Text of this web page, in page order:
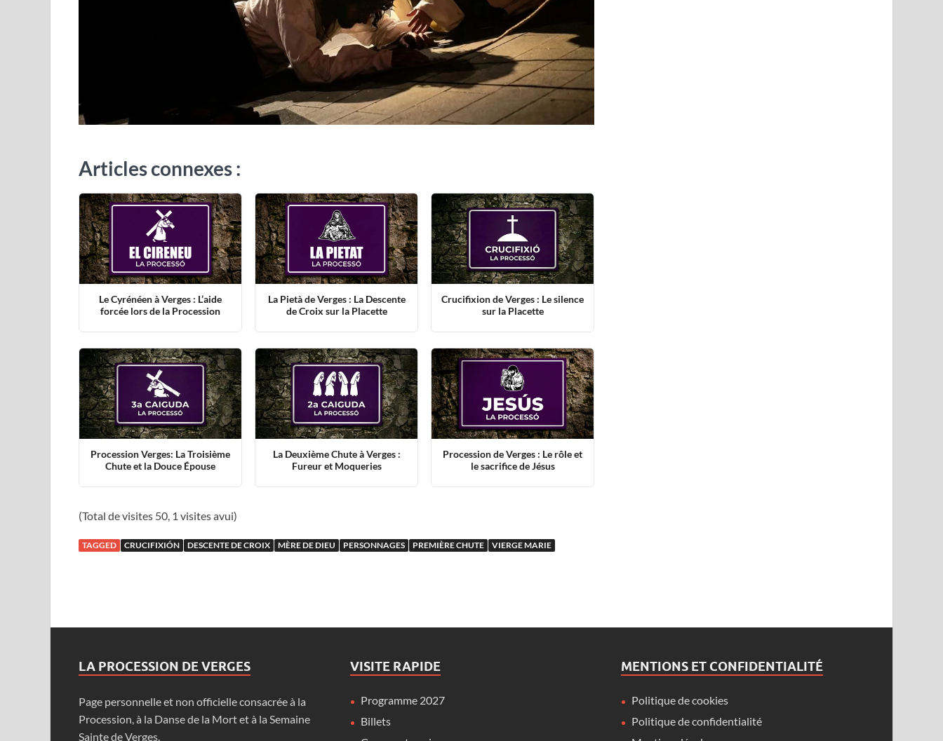
Articles connexes :
Le Cyrénéen à Verges : L’aide
forcée lors de la Procession
La Pietà de Verges : La Descente
de Croix sur la Placette
Crucifixion de Verges : Le silence
sur la Placette
Procession Verges: La Troisième
Chute et la Douce Épouse
La Deuxième Chute à Verges :
Fureur et Moqueries
Procession de Verges : Le rôle et
le sacrifice de Jésus
(Total de visites 50, 1 visites avui)
TAGGED CRUCIFIXIÓN DESCENTE DE CROIX MÈRE DE DIEU PERSONNAGES PREMIÈRE CHUTE VIERGE MARIE
LA PROCESSION DE VERGES
Page personnelle et non officielle consacrée à la
Procession, à la Danse de la Mort et à la Semaine
Sainte de Verges.
VISITE RAPIDE
Programme 2027
Billets
MENTIONS ET CONFIDENTIALITÉ
Politique de cookies
Politique de confidentialité